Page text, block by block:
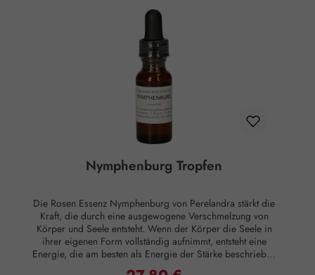
Schwingungsmittel sind im Sinne des Art. 2 der VO (EG)
Nr. 178/2002 Lebensmittel und haben keine direkte, nach
klassisch wissenschaftlichen Maßstäben nachgewiesene
Wirkung auf Körper oder Psyche. Alle Aussagen beziehen
sich ausschließlich auf energetische Aspekte wie Aura,
Meridiane, Chakren etc.
Nymphenburg Tropfen
Die Rosen Essenz Nymphenburg von Perelandra stärkt die
Kraft, die durch eine ausgewogene Verschmelzung von
Körper und Seele entsteht. Wenn der Körper die Seele in
ihrer eigenen Form vollständig aufnimmt, entsteht eine
Energie, die am besten als Energie der Stärke beschrieben
werden kann. Nymphenburg erleichtert diese